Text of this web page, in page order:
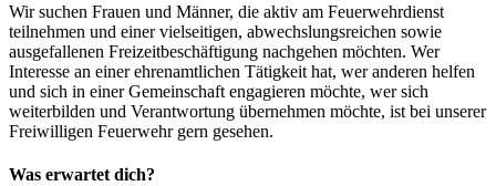
Wir suchen Frauen und Männer, die aktiv am Feuerwehrdienst
teilnehmen und einer vielseitigen, abwechslungsreichen sowie
ausgefallenen Freizeitbeschäftigung nachgehen möchten. Wer
Interesse an einer ehrenamtlichen Tätigkeit hat, wer anderen helfen
und sich in einer Gemeinschaft engagieren möchte, wer sich
weiterbilden und Verantwortung übernehmen möchte, ist bei unserer
Freiwilligen Feuerwehr gern gesehen.
Was erwartet dich?